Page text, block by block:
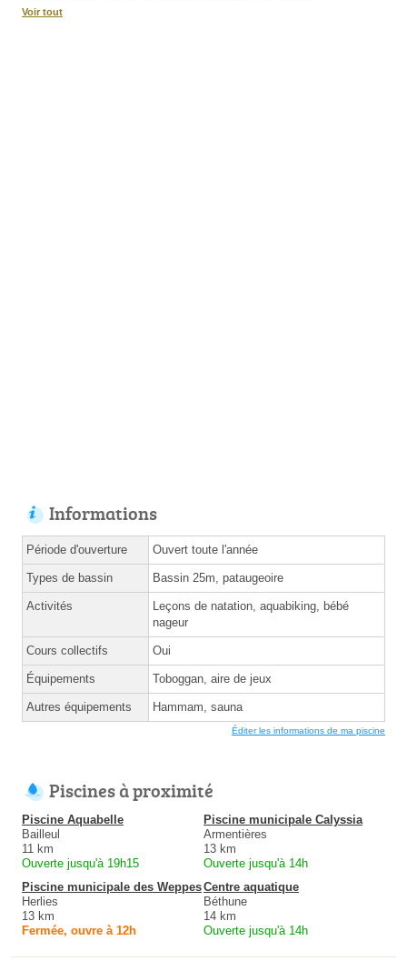
Voir tout
Informations
Période d'ouverture Ouvert toute l'année
Types de bassin Bassin 25m, pataugeoire
Activités
Leçons de natation, aquabiking, bébé
nageur
Cours collectifs Oui
Équipements Toboggan, aire de jeux
Autres équipements Hammam, sauna
Éditer les informations de ma piscine
Piscines à proximité
Piscine Aquabelle
Bailleul
11 km
Ouverte jusqu'à 19h15
Piscine municipale Calyssia
Armentières
13 km
Ouverte jusqu'à 14h
Piscine municipale des Weppes
Herlies
13 km
Fermée, ouvre à 12h
Centre aquatique
Béthune
14 km
Ouverte jusqu'à 14h